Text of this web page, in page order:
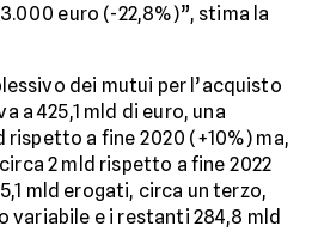
euro (-22,8%)”, stima la
dei mutui per l’acquisto
a 425,1 mld di euro, una
a fine 2020 (+10%) ma,
2 mld rispetto a fine 2022
mld erogati, circa un terzo,
variabile e i restanti 284,8 mld